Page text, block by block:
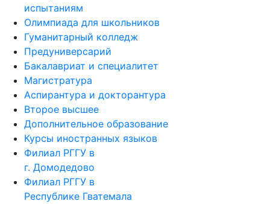
испытаниям
Олимпиада для школьников
Гуманитарный колледж
Предуниверсарий
Бакалавриат и специалитет
Магистратура
Аспирантура и докторантура
Второе высшее
Дополнительное образование
Курсы иностранных языков
Филиал РГГУ в
г. Домодедово
Филиал РГГУ в
Республике Гватемала